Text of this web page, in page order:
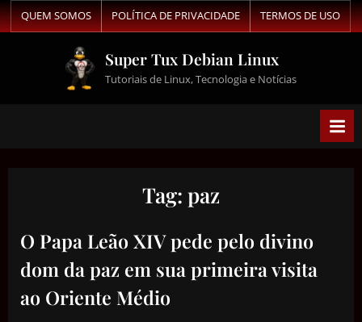
QUEM SOMOS POLÍTICA DE PRIVACIDADE TERMOS DE USO
Super Tux Debian Linux
Tutoriais de Linux, Tecnologia e Notícias
Tag: paz
O Papa Leão XIV pede pelo divino
dom da paz em sua primeira visita
ao Oriente Médio